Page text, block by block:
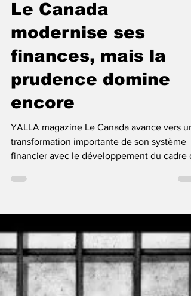
29 juin
1 min de lecture
Le Canada
modernise ses
finances, mais la
prudence domine
encore
YALLA magazine Le Canada avance vers
souvent appelé open banking. Cette
vise à permettre aux consommateurs de
mieux contrôler le partage sécurisé de leurs
données financières avec des fournisseurs
autorisés. Le gouvernement fédéral